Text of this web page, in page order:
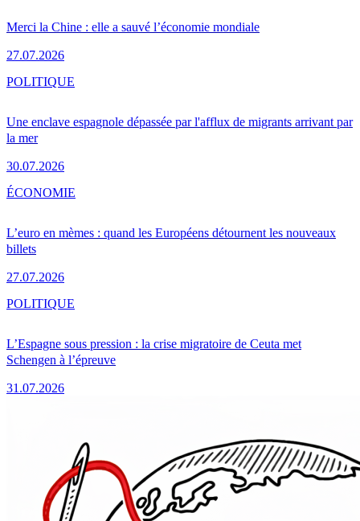
Merci la Chine : elle a sauvé l’économie mondiale
27.07.2026
Une enclave espagnole dépassée par l'afflux de migrants arrivant par
la mer
30.07.2026
POLITIQUE
L’euro en mèmes : quand les Européens détournent les nouveaux
billets
27.07.2026
ÉCONOMIE
L’Espagne sous pression : la crise migratoire de Ceuta met
Schengen à l’épreuve
31.07.2026
POLITIQUE